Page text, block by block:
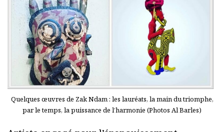
Quelques œuvres de Zak Ndam : les lauréats, la main du triomphe,
par le temps, la puissance de l’harmonie (Photos Al Barles)